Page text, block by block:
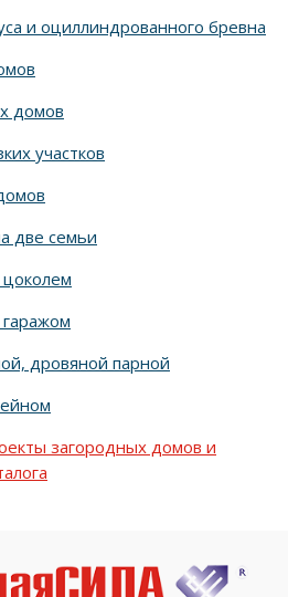
5 спален и террасой
с террасой
и оциллиндрованного бревна
домов
участков
две семьи
дровяной парной
загородных домов и